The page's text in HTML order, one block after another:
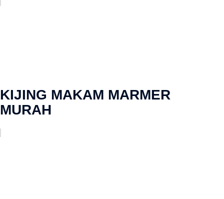
KIJING MAKAM MARMER
MURAH